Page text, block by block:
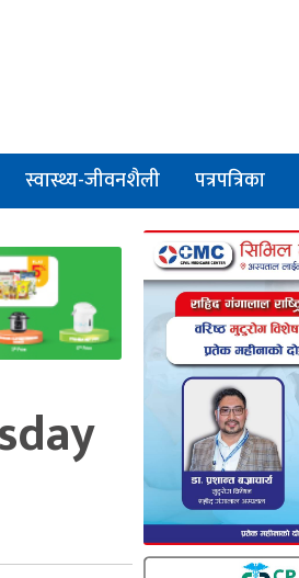
स्वास्थ्य-जीवनशैली पत्रपत्रिका